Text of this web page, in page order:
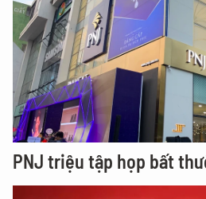
PNJ triệu tập họp bất